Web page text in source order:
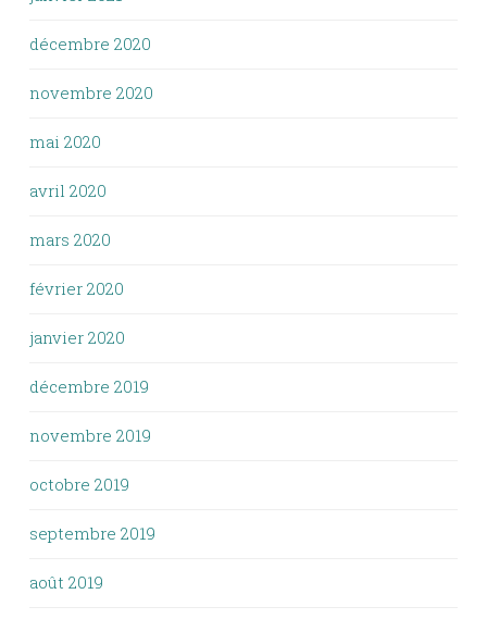
décembre 2020
novembre 2020
mai 2020
avril 2020
mars 2020
février 2020
janvier 2020
décembre 2019
novembre 2019
octobre 2019
septembre 2019
août 2019